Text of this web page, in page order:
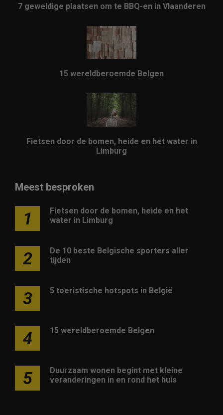
7 geweldige plaatsen om te BBQ-en in Vlaanderen
15 wereldberoemde Belgen
Fietsen door de bomen, heide en het water in
Limburg
Meest besproken
1
Fietsen door de bomen, heide en het
water in Limburg
2
De 10 beste Belgische sporters aller
tijden
3 5 toeristische hotspots in België
4 15 wereldberoemde Belgen
5
Duurzaam wonen begint met kleine
veranderingen in en rond het huis